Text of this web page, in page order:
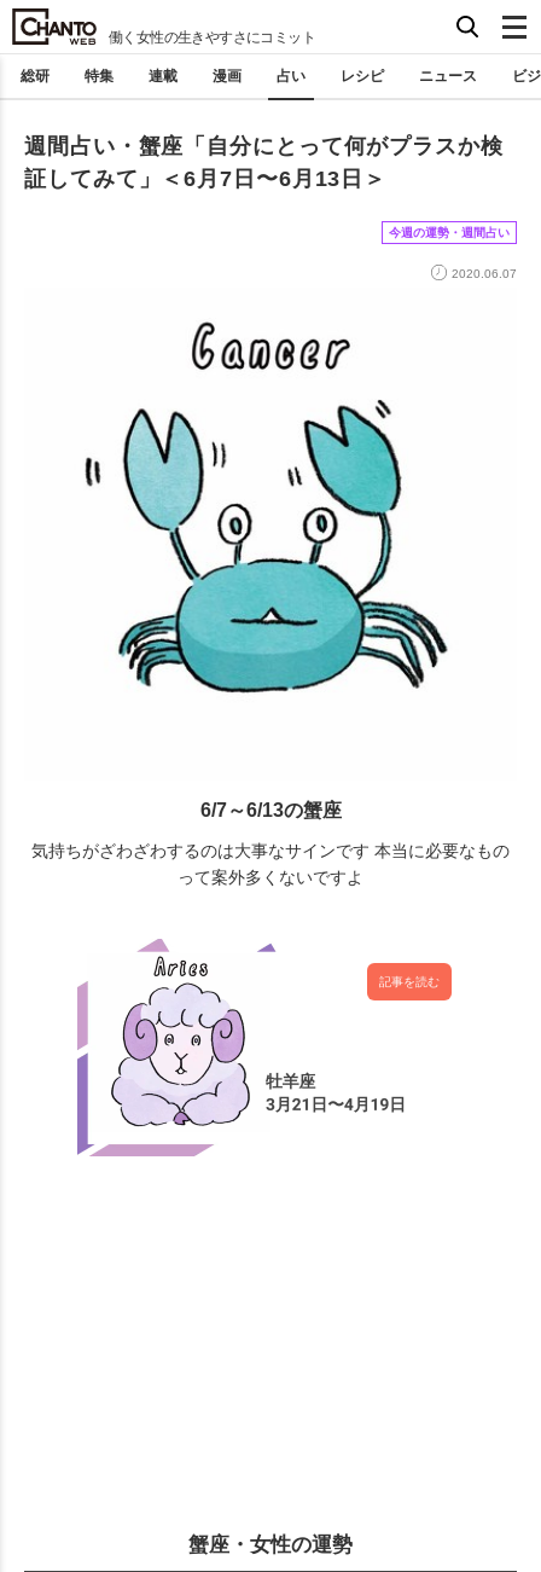
働く女性の生きやすさにコミット
総研 特集 連載 漫画 占い レシピ ニュース ビ
週間占い・蟹座「自分にとって何がプラスか検
証してみて」＜6月7日〜6月13日＞
今週の運勢・週間占い
2020.06.07
6/7～6/13の蟹座
気持ちがざわざわするのは大事なサインです 本当に必要なもの
って案外多くないですよ
記事を読む
蟹座・女性の運勢